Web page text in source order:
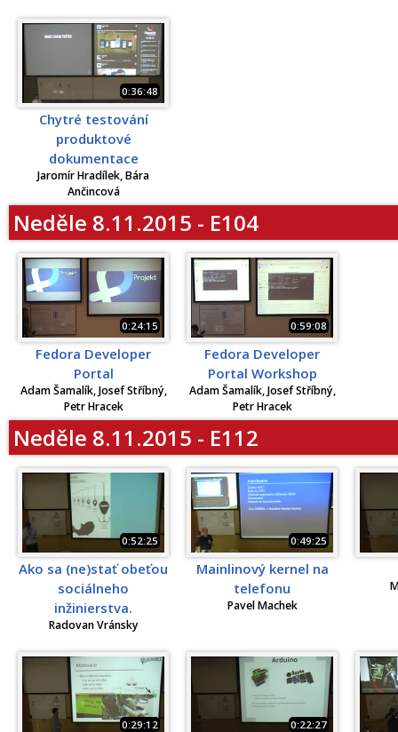
0:36:48
Chytré testování
produktové
dokumentace
Jaromír Hradílek, Bára
Ančincová
Neděle 8.11.2015 - E104
0:24:15
Fedora Developer
Portal
Adam Šamalík, Josef Stříbný,
Petr Hracek
0:59:08
Fedora Developer
Portal Workshop
Adam Šamalík, Josef Stříbný,
Petr Hracek
Neděle 8.11.2015 - E112
0:52:25
Ako sa (ne)stať obeťou
sociálneho
inžinierstva.
Radovan Vránsky
0:49:25
Mainlinový kernel na
telefonu
Pavel Machek
0:29:12 0:22:27